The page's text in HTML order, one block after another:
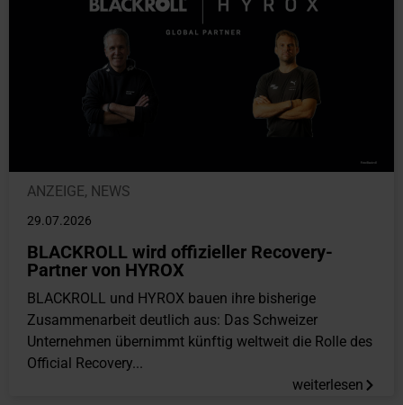
ANZEIGE, NEWS
29.07.2026
BLACKROLL wird offizieller Recovery-
Partner von HYROX
BLACKROLL und HYROX bauen ihre bisherige
Zusammenarbeit deutlich aus: Das Schweizer
Unternehmen übernimmt künftig weltweit die Rolle des
Official Recovery...
weiterlesen